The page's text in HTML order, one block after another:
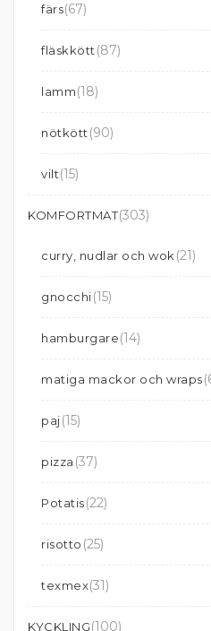
färs(67)
fläskkött (87)
lamm(18)
nötkött (90)
vilt(15)
KOMFORTMAT(303)
curry, nudlar och wok (21)
gnocchi(15)
hamburgare(14)
matiga mackor och wraps
paj(15)
pizza (37)
Potatis(22)
risotto (25)
texmex(31)
KYCKLING(100)